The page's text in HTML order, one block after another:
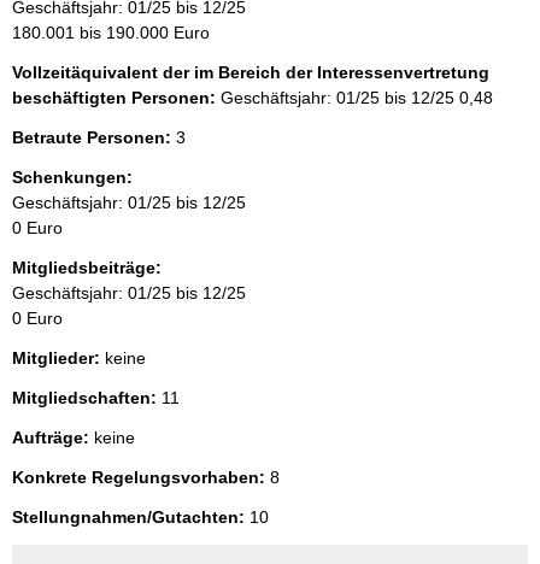
t
Geschäftsjahr: 01/25 bis 12/25
180.001 bis 190.000 Euro
Vollzeitäquivalent der im Bereich der Interessenvertretung
beschäftigten Personen: Geschäftsjahr: 01/25 bis 12/25 0,48
Betraute Personen: 3
Schenkungen:
Geschäftsjahr: 01/25 bis 12/25
0 Euro
Mitgliedsbeiträge:
Geschäftsjahr: 01/25 bis 12/25
0 Euro
Mitglieder: keine
Mitgliedschaften: 11
Aufträge: keine
Konkrete Regelungsvorhaben: 8
Stellungnahmen/Gutachten: 10